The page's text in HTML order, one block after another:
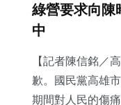
綠營要求向陳
中
【記者陳信銘／
歉。國民黨高雄
期間對人民的傷